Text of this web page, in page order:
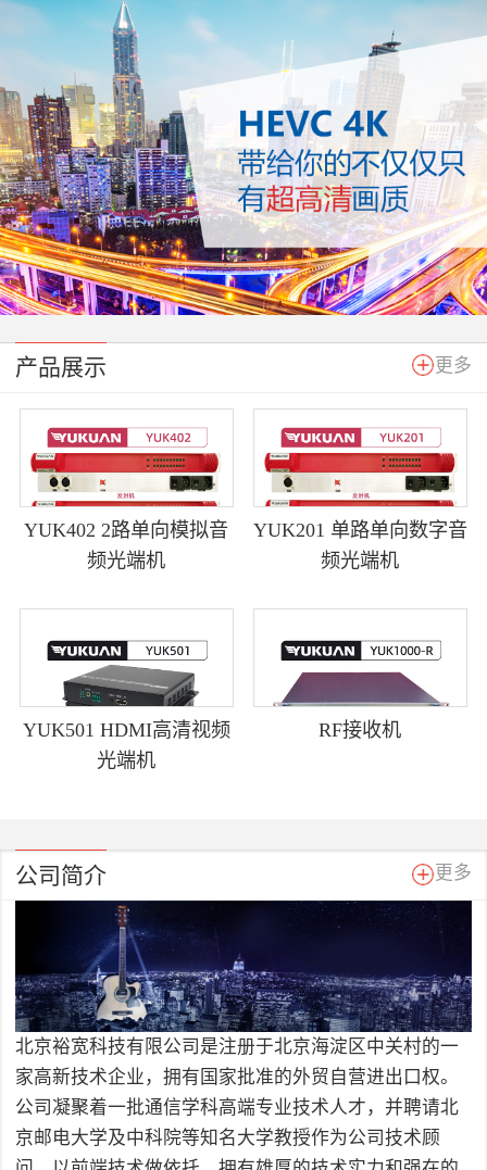
产品展示 更多
YUK402 2路单向模拟音
频光端机
YUK201 单路单向数字音
频光端机
YUK501 HDMI高清视频
光端机
RF接收机
公司简介 更多
北京裕宽科技有限公司是注册于北京海淀区中关村的一
家高新技术企业，拥有国家批准的外贸自营进出口权。
公司凝聚着一批通信学科高端专业技术人才，并聘请北
京邮电大学及中科院等知名大学教授作为公司技术顾